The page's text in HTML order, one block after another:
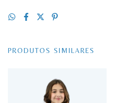
PRODUTOS SIMILARES